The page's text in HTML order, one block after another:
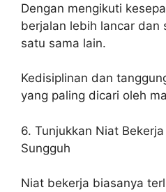
Dengan mengikuti
berjalan lebih lancar dan
satu sama lain.
Kedisiplinan dan
yang paling dicari oleh
6. Tunjukkan Niat
Sungguh
Niat bekerja biasanya